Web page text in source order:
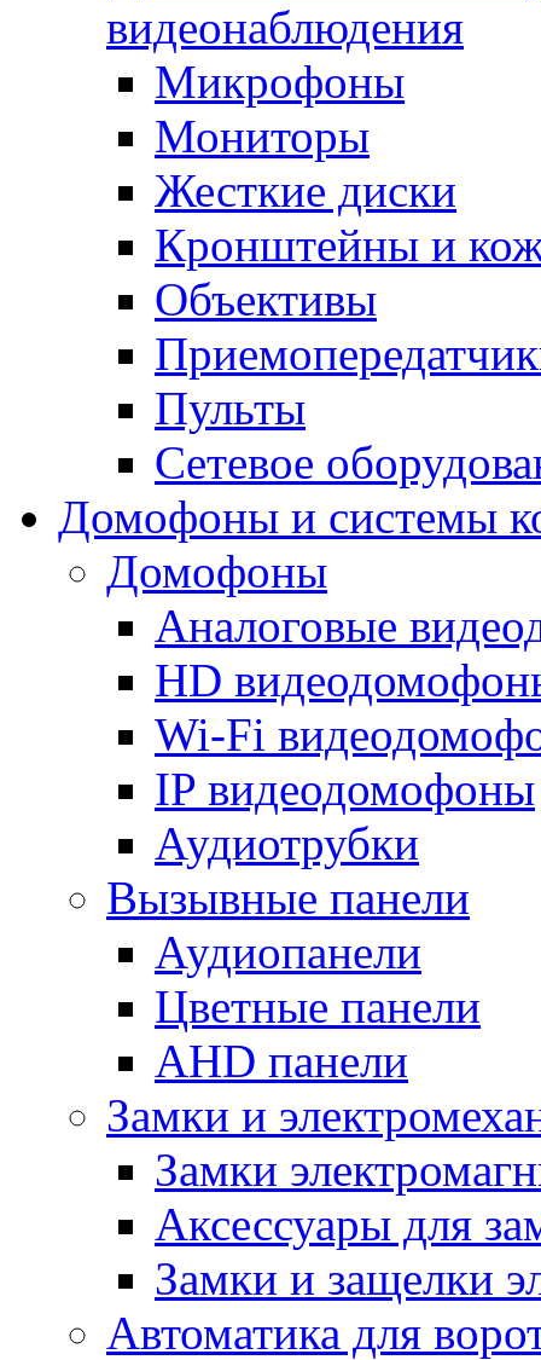
видеонаблюдения
Микрофоны
Мониторы
Жесткие диски
Кронштейны и
Объективы
Пульты
Сетевое
Домофоны и системы
Домофоны
Аналоговые
HD
Wi-Fi
IP видеодомофоны
Аудиотрубки
Вызывные панели
Аудиопанели
Цветные панели
AHD панели
Замки и
Замки
Аксессуары для
Замки и защелки
Автоматика для